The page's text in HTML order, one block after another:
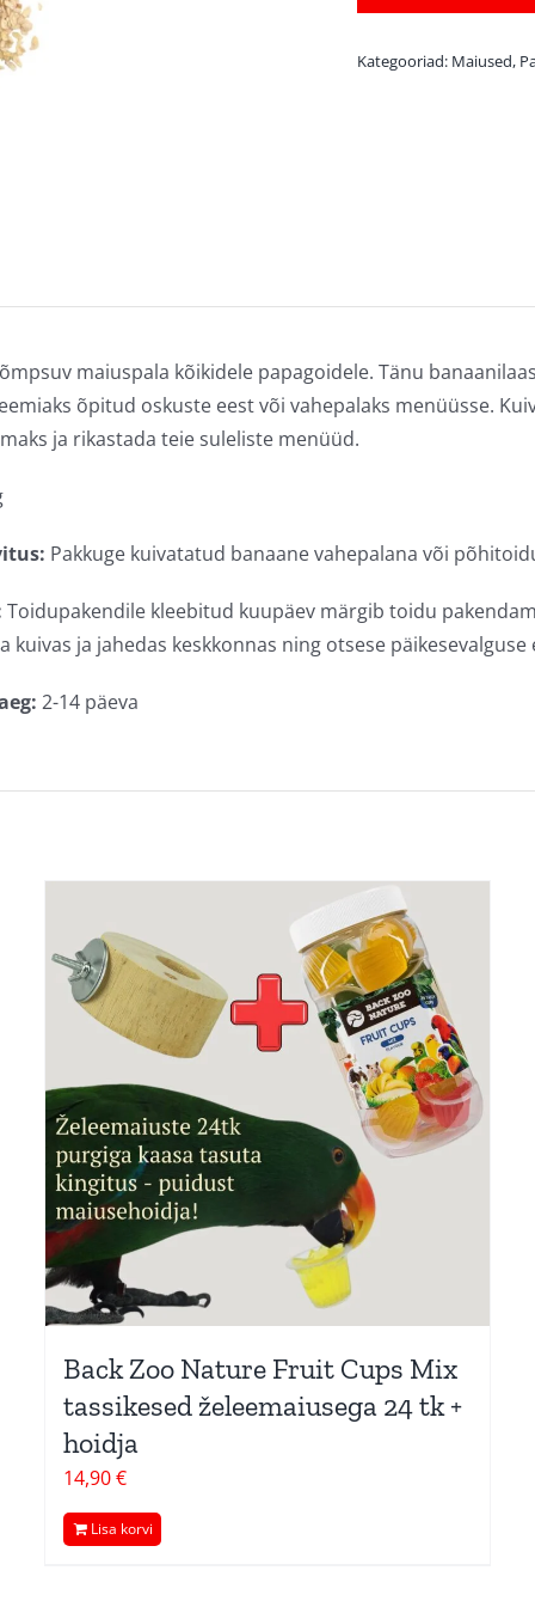
Kategooriad: Maiused,
maiuspala kõikidele papagoidele. Tänu
õpitud oskuste eest või vahepalaks menüüsse.
ja rikastada teie suleliste menüüd.
Pakkuge kuivatatud banaane vahepalana või
Toidupakendile kleebitud kuupäev märgib toidu
kuivas ja jahedas keskkonnas ning otsese
2-14 päeva
Back Zoo Nature Fruit Cups Mix
tassikesed želeemaiusega 24 tk +
hoidja
14,90€
Lisa korvi